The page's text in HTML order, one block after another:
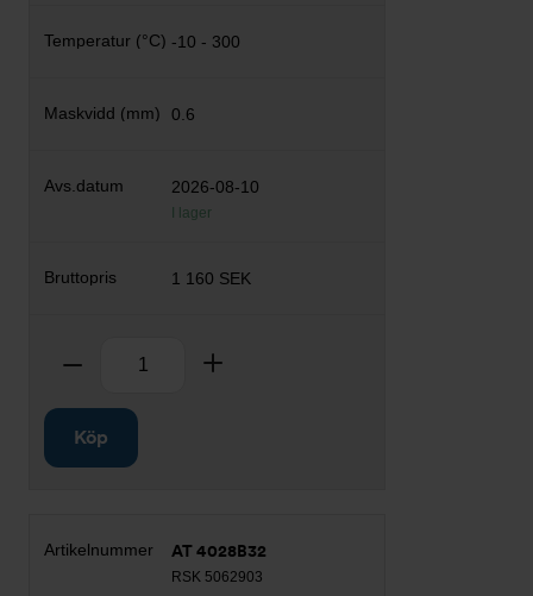
-10 - 300
0.6
2026-08-10
I lager
1 160 SEK
Ta bort
Köp
AT 4028B32
RSK 5062903